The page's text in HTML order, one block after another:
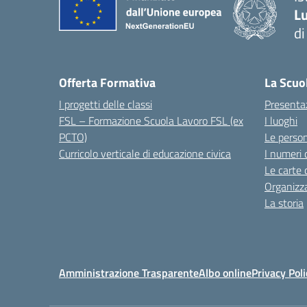
Offerta Formativa
I progetti delle classi
FSL – Formazione Scuola Lavoro FSL (ex
PCTO)
Curricolo verticale di educazione civica
La
I luoghi
Le
I numeri
Le carte
La storia
Amministrazione TrasparenteAlbo onlinePrivacy